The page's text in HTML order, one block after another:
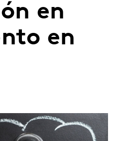
en
en